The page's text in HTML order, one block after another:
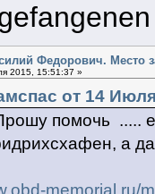
Федорович. Место
2015, 15:51:37 »
от 14
помочь .....
а